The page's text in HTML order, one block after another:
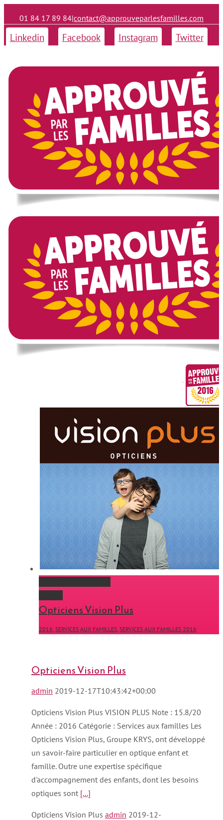
01 84 17 89 84|contact@approuveparlesfamilles.com
Linkedin Facebook Instagram Twitter
Opticiens Vision Plus
2016, SERVICES AUX FAMILLES, SERVICES AUX FAMILLES 2016
Opticiens Vision Plus
admin 2019-12-17T10:43:42+00:00
Opticiens Vision Plus VISION PLUS Note : 15.8/20
Année : 2016 Catégorie : Services aux familles Les
Opticiens Vision Plus, Groupe KRYS, ont développé
un savoir-faire particulier en optique enfant et
famille. Outre une expertise spécifique
d'accompagnement des enfants, dont les besoins
optiques sont [...]
Opticiens Vision Plus admin 2019-12-